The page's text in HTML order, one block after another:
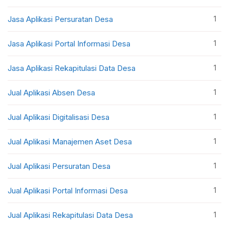
Jasa Aplikasi Persuratan Desa 1
Jasa Aplikasi Portal Informasi Desa 1
Jasa Aplikasi Rekapitulasi Data Desa 1
Jual Aplikasi Absen Desa 1
Jual Aplikasi Digitalisasi Desa 1
Jual Aplikasi Manajemen Aset Desa 1
Jual Aplikasi Persuratan Desa 1
Jual Aplikasi Portal Informasi Desa 1
Jual Aplikasi Rekapitulasi Data Desa 1